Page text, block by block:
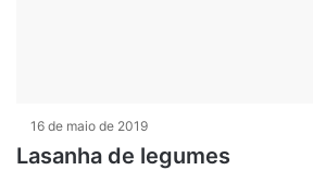
16 de maio de 2019
Lasanha de legumes